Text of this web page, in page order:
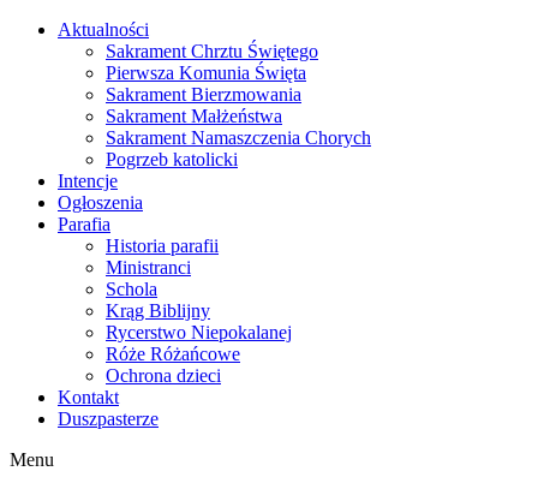
Skip
Aktualności
Sakrament Chrztu Świętego
Pierwsza Komunia Święta
Sakrament Bierzmowania
Sakrament Małżeństwa
Sakrament Namaszczenia Chorych
Pogrzeb katolicki
Intencje
Ogłoszenia
Parafia
Historia parafii
Ministranci
Schola
Krąg Biblijny
Rycerstwo Niepokalanej
Róże Różańcowe
Ochrona dzieci
Kontakt
Duszpasterze
Menu